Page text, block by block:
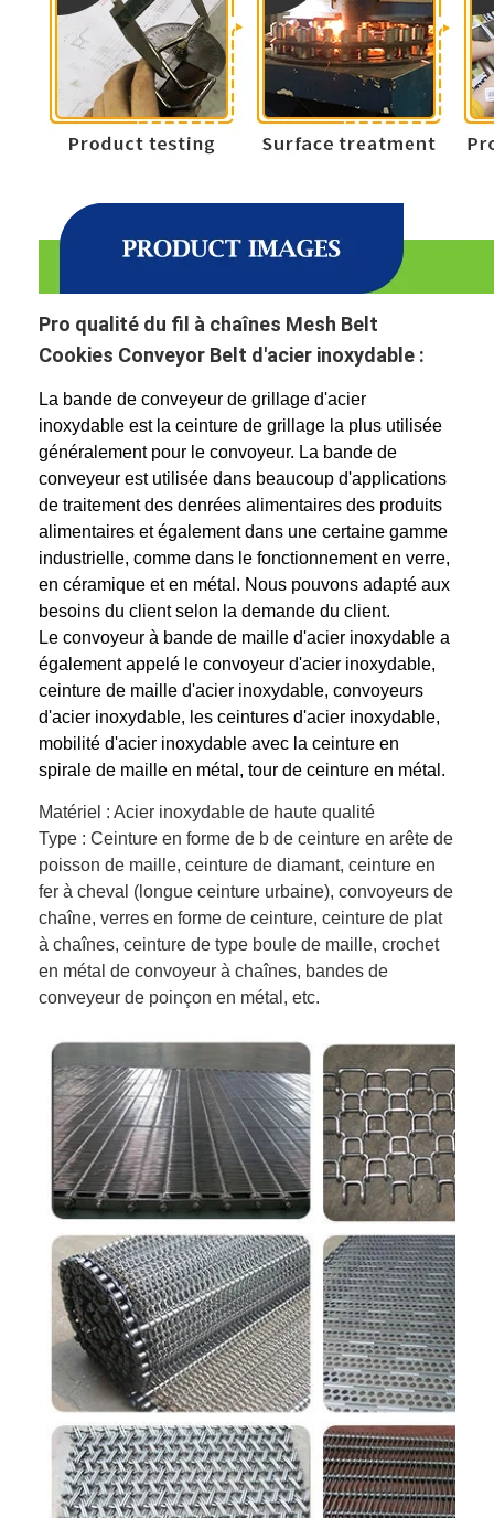
Pro qualité du fil à chaînes Mesh Belt
Cookies Conveyor Belt d'acier inoxydable :
La bande de conveyeur de grillage d'acier
inoxydable est la ceinture de grillage la plus utilisée
généralement pour le convoyeur. La bande de
conveyeur est utilisée dans beaucoup d'applications
de traitement des denrées alimentaires des produits
alimentaires et également dans une certaine gamme
industrielle, comme dans le fonctionnement en verre,
en céramique et en métal. Nous pouvons adapté aux
besoins du client selon la demande du client.
Le convoyeur à bande de maille d'acier inoxydable a
également appelé le convoyeur d'acier inoxydable,
ceinture de maille d'acier inoxydable, convoyeurs
d'acier inoxydable, les ceintures d'acier inoxydable,
mobilité d'acier inoxydable avec la ceinture en
spirale de maille en métal, tour de ceinture en métal.
Matériel : Acier inoxydable de haute qualité
Type : Ceinture en forme de b de ceinture en arête de
poisson de maille, ceinture de diamant, ceinture en
fer à cheval (longue ceinture urbaine), convoyeurs de
chaîne, verres en forme de ceinture, ceinture de plat
à chaînes, ceinture de type boule de maille, crochet
en métal de convoyeur à chaînes, bandes de
conveyeur de poinçon en métal, etc.